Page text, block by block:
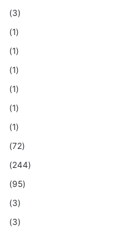
(3)
(1)
(1)
(1)
(1)
(1)
(1)
(72)
(244)
(95)
(3)
(3)